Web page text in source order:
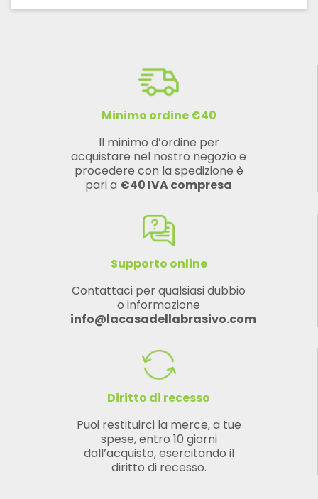
Minimo ordine €40
Il minimo d’ordine per
acquistare nel nostro negozio e
procedere con la spedizione è
pari a €40 IVA compresa
Supporto online
Contattaci per qualsiasi dubbio
o informazione
info@lacasadellabrasivo.com
Diritto di recesso
Puoi restituirci la merce, a tue
spese, entro 10 giorni
dall’acquisto, esercitando il
diritto di recesso.